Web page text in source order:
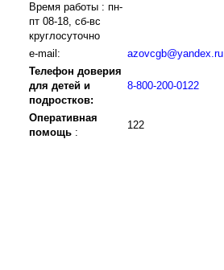
Время работы : пн-
пт 08-18, сб-вс
круглосуточно
e-mail:
azovcgb@yandex.ru
Телефон доверия
для детей и
подростков:
8-800-200-0122
Оперативная
помощь :
122